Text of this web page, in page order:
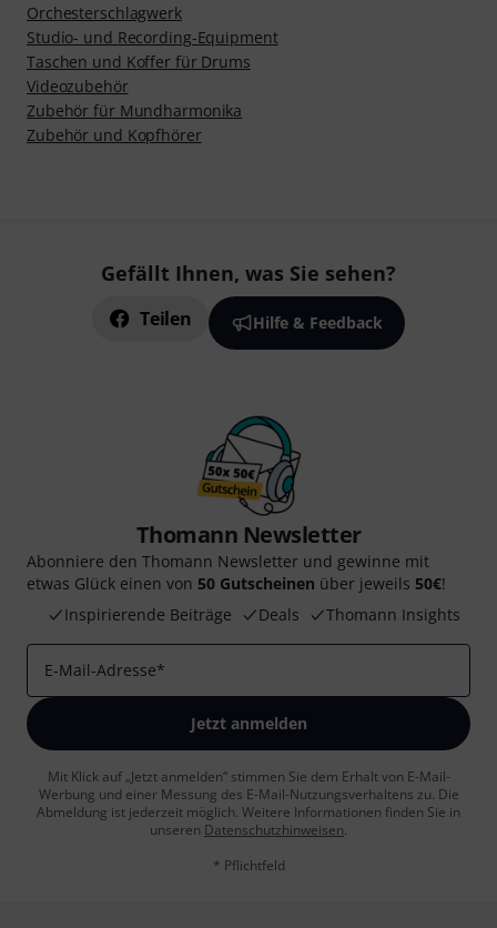
Orchesterschlagwerk
Studio- und Recording-Equipment
Taschen und Koffer für Drums
Videozubehör
Zubehör für Mundharmonika
Zubehör und Kopfhörer
Gefällt Ihnen, was Sie sehen?
Teilen Hilfe & Feedback
Thomann Newsletter
Abonniere den Thomann Newsletter und gewinne mit
etwas Glück einen von 50 Gutscheinen über jeweils 50€!
Inspirierende Beiträge
Deals Thomann Insights
E-Mail-Adresse*
Jetzt anmelden
Mit Klick auf „Jetzt anmelden“ stimmen Sie dem Erhalt von E-Mail-
Werbung und einer Messung des E-Mail-Nutzungsverhaltens zu. Die
Abmeldung ist jederzeit möglich. Weitere Informationen finden Sie in
unseren Datenschutzhinweisen.
* Pflichtfeld